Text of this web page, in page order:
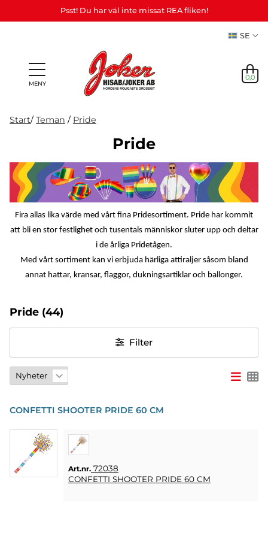
Psst! Du har väl inte missat REA fliken!
SE
MENY
NYHETER
I LAGER
Teman Party
Presenter
&
Vuxenspel
etc.
Personliga
presenter
(Refill)
Spel,
lek &
pyssel
NYHETER
I LAGER
TEMAN
PRESENTER
&
PERSONLIGA
SPEL,
LEK &
PYSSEL
0,0
Start/ Teman / Pride
Pride
Fira allas lika värde med vårt fina Pridesortiment. Pride har kommit
att bli en stor festlighet och tusentals människor sluter upp och deltar
i de årliga Pridetågen.
Med vårt sortiment kan vi erbjuda härliga attiraljer såsom bland
annat hattar, kransar, flaggor, dukningsartiklar och ballonger.
Pride (44)
Filter
CONFETTI SHOOTER PRIDE 60 CM
Art.nr. 72038
CONFETTI SHOOTER PRIDE 60 CM